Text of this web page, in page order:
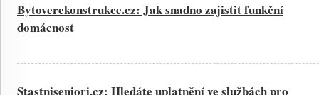
Bytoverekonstrukce.cz: Jak snadno zajistit funkční
domácnost
Stastniseniori.cz: Hledáte uplatnění ve službách pro